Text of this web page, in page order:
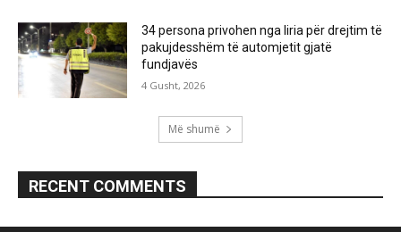
34 persona privohen nga liria për drejtim të
pakujdesshëm të automjetit gjatë
fundjavës
4 Gusht, 2026
Më shumë
RECENT COMMENTS